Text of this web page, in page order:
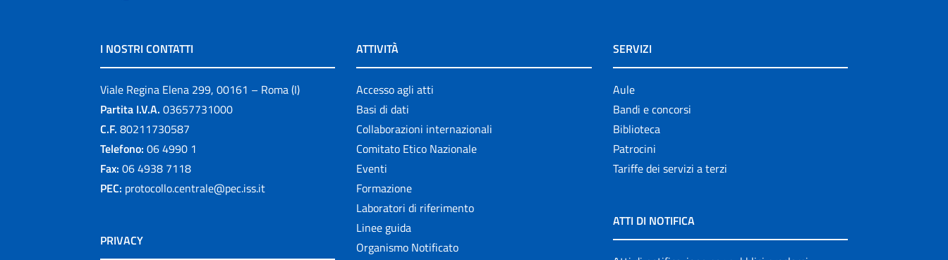
I NOSTRI CONTATTI
Viale Regina Elena 299, 00161 – Roma (I)
Partita I.V.A. 03657731000
C.F. 80211730587
Telefono: 06 4990 1
Fax: 06 4938 7118
PEC: protocollo.centrale@pec.iss.it
PRIVACY
ATTIVITÀ
Accesso agli atti
Basi di dati
Collaborazioni internazionali
Comitato Etico Nazionale
Eventi
Formazione
Laboratori di riferimento
Linee guida
Organismo Notificato
SERVIZI
Aule
Bandi e concorsi
Biblioteca
Patrocini
Tariffe dei servizi a terzi
ATTI DI NOTIFICA